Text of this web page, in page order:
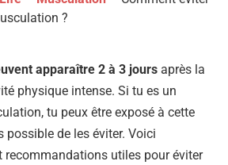
?
apparaître 2 à 3 jours après la
physique intense. Si tu es un
tu peux être exposé à cette
possible de les éviter. Voici
recommandations utiles pour éviter